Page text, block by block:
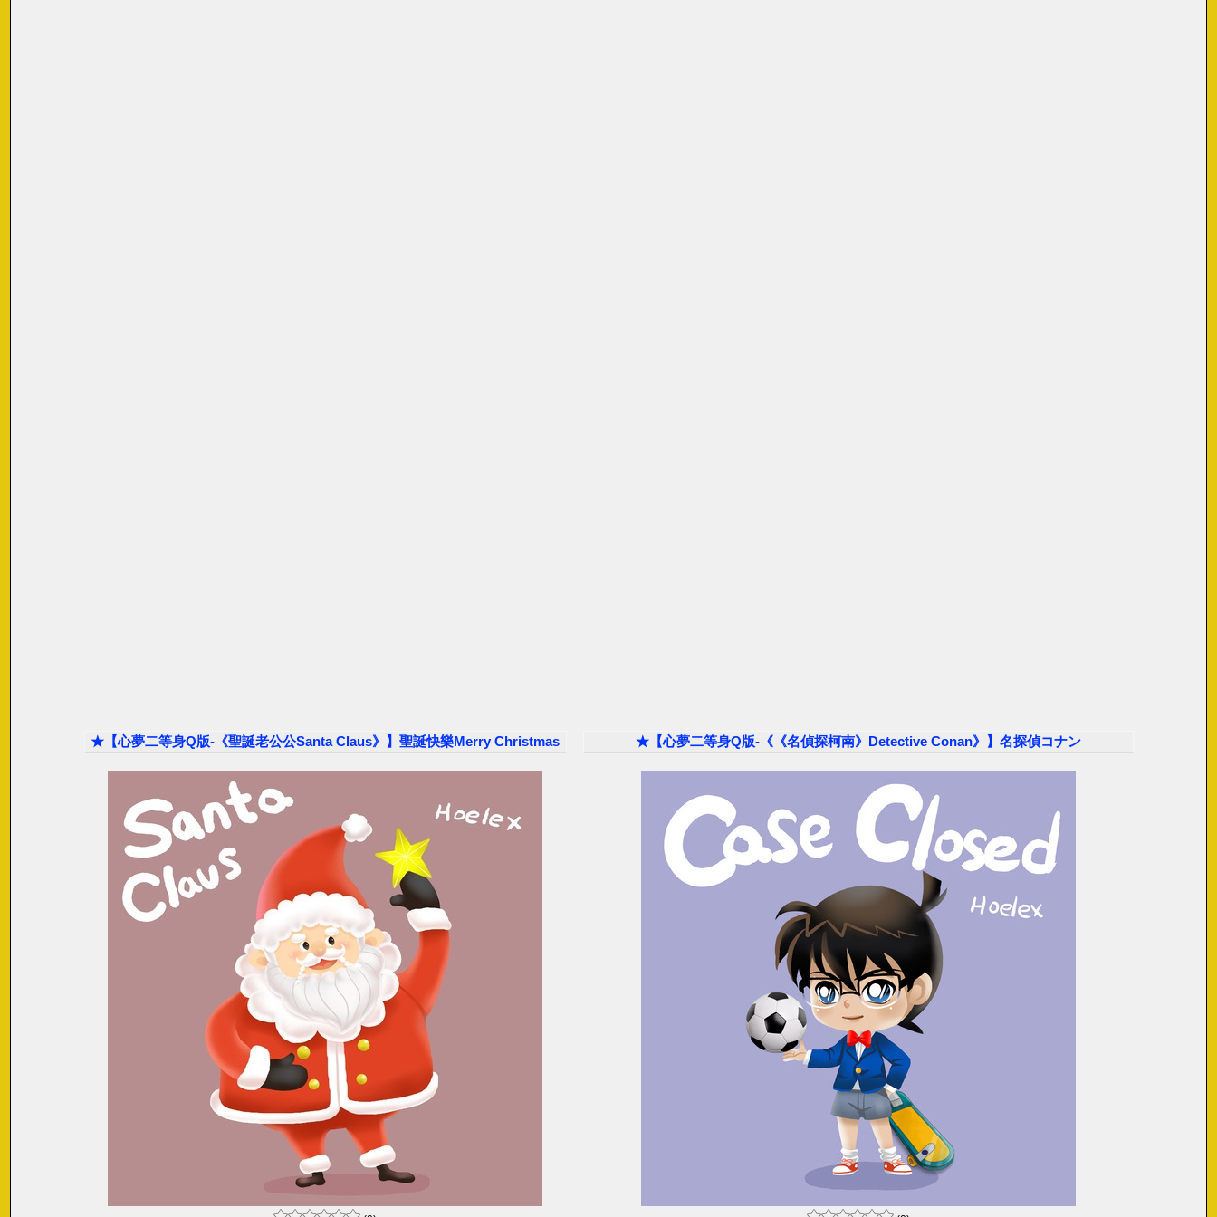
★【心夢二等身Q版-《聖誕老公公Santa Claus》】聖誕快樂Merry Christmas ★【心夢二等身Q版-《《名偵探柯南》Detective Conan》】名探偵コナン